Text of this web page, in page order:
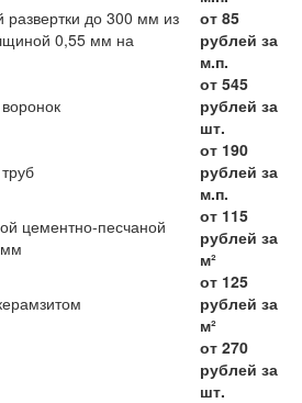
до 300 мм из
0,55 мм на
от 85
рублей за
м.п.
от 545
рублей за
шт.
от 190
рублей за
м.п.
цементно-песчаной
от 115
рублей за
м²
от 125
рублей за
м²
от 270
рублей за
шт.